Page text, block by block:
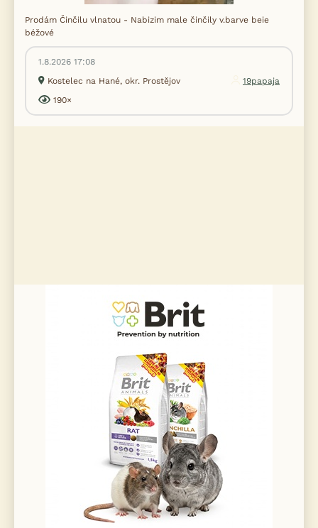
Prodám Činčilu vlnatou - Nabizim male činčily v.barve beie
béžové
1.8.2026 17:08
Kostelec na Hané, okr. Prostějov
19papaja
190×